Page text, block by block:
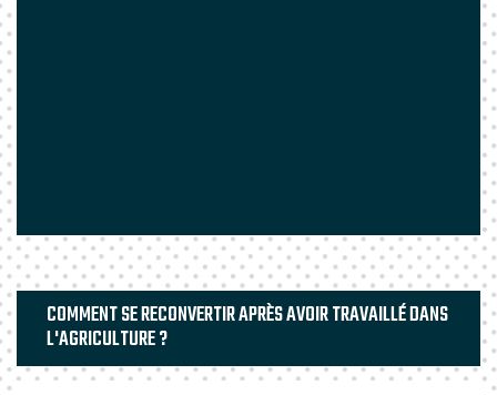
COMMENT SE RECONVERTIR APRÈS AVOIR TRAVAILLÉ DANS
L'AGRICULTURE ?